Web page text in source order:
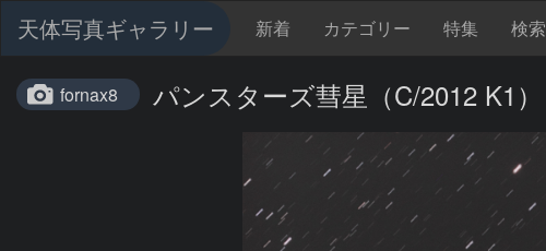
天体写真ギャラリー 新着 カテゴリー 特集 検索
fornax8 パンスターズ彗星（C/2012 K1）